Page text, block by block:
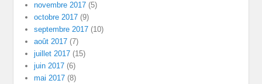
novembre 2017 (5)
octobre 2017 (9)
septembre 2017 (10)
août 2017 (7)
juillet 2017 (15)
juin 2017 (6)
mai 2017 (8)